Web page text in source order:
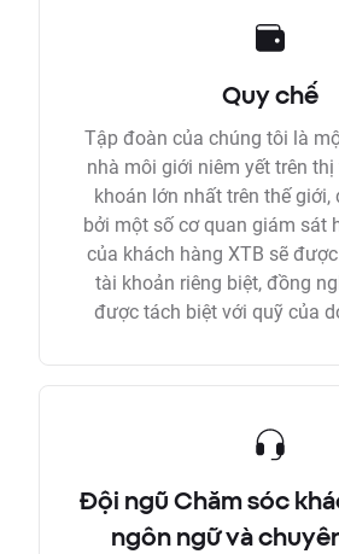
Quy chế
Tập đoàn của chúng tôi là
nhà môi giới niêm yết trên
khoán lớn nhất trên thế
bởi một số cơ quan giám sát
của khách hàng XTB sẽ
tài khoản riêng biệt, đồng
được tách biệt với quỹ của
Đội ngũ Chăm sóc
ngôn ngữ và